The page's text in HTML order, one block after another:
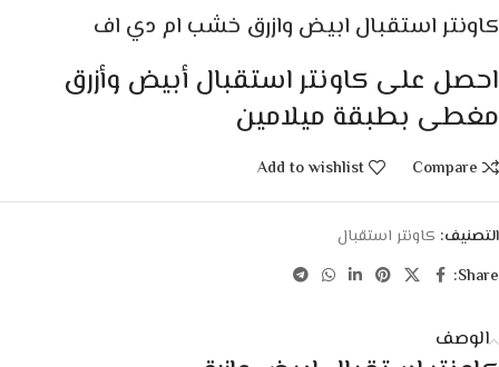
كاونتر استقبال ابيض وازرق خشب ام دي اف
احصل على كاونتر استقبال أبيض وأزرق
مغطى بطبقة ميلامين
Compare
Add to wishlist
التصنيف: كاونتر استقبال
Share:
الوصف